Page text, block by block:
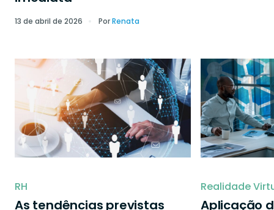
13 de abril de 2026 PorRenata
RH
As tendências previstas
Realidade
Aplicação